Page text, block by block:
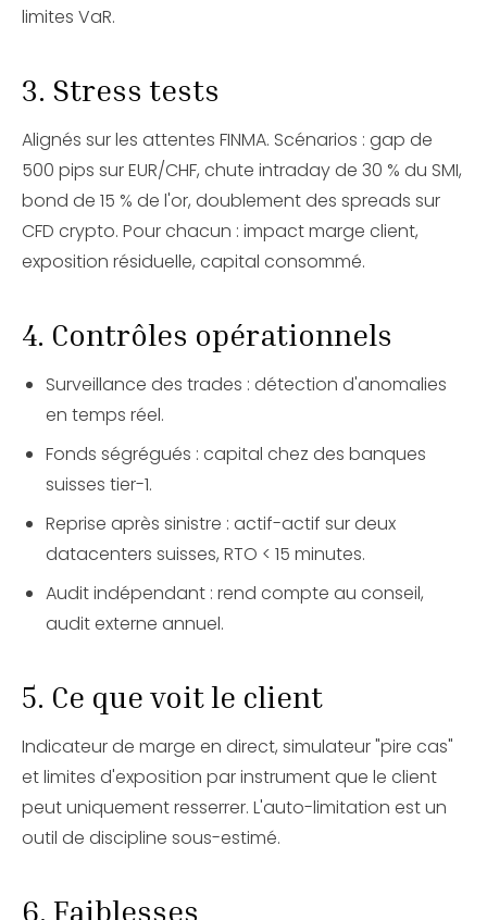
limites VaR.
3. Stress tests
Alignés sur les attentes FINMA. Scénarios : gap de
500 pips sur EUR/CHF, chute intraday de 30 % du SMI,
bond de 15 % de l'or, doublement des spreads sur
CFD crypto. Pour chacun : impact marge client,
exposition résiduelle, capital consommé.
4. Contrôles opérationnels
Surveillance des trades : détection d'anomalies
en temps réel.
Fonds ségrégués : capital chez des banques
suisses tier-1.
Reprise après sinistre : actif-actif sur deux
datacenters suisses, RTO < 15 minutes.
Audit indépendant : rend compte au conseil,
audit externe annuel.
5. Ce que voit le client
Indicateur de marge en direct, simulateur "pire cas"
et limites d'exposition par instrument que le client
peut uniquement resserrer. L'auto-limitation est un
outil de discipline sous-estimé.
6. Faiblesses